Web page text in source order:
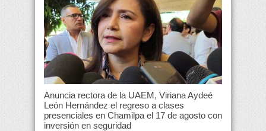
Anuncia rectora de la UAEM, Viriana Aydeé
León Hernández el regreso a clases
presenciales en Chamilpa el 17 de agosto con
inversión en seguridad